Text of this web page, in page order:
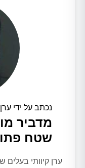
נכתב על ידי ערן
מדביר
שטח פתוח
ערן קיוותי